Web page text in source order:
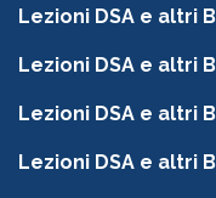
Lezioni DSA e altri
Lezioni DSA e altri
Lezioni DSA e altri
Lezioni DSA e altri